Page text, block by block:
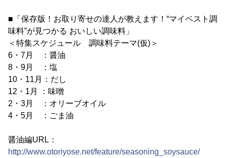
■「保存版！お取り寄せの達人が教えます！“マイベスト調
味料”が見つかる おいしい調味料」
＜特集スケジュール 調味料テーマ(仮)＞
6・7月 ：醤油
8・9月 ：塩
10・11月：だし
12・1月 ：味噌
2・3月 ：オリーブオイル
4・5月 ：ごま油
醤油編URL：
http://www.otoriyose.net/feature/seasoning_soysauce/